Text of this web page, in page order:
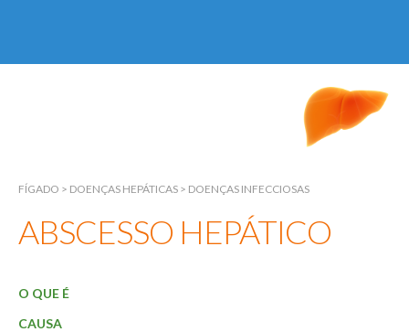
Início
Especialidades
FÍGADO > DOENÇAS HEPÁTICAS > DOENÇAS INFECCIOSAS
ABSCESSO HEPÁTICO
O QUE É
CAUSA